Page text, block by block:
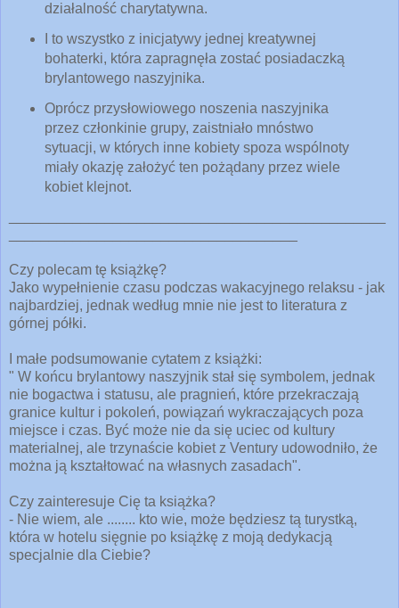
działalność charytatywna.
I to wszystko z inicjatywy jednej kreatywnej
bohaterki, która zapragnęła zostać posiadaczką
brylantowego naszyjnika.
Oprócz przysłowiowego noszenia naszyjnika
przez członkinie grupy, zaistniało mnóstwo
sytuacji, w których inne kobiety spoza wspólnoty
miały okazję założyć ten pożądany przez wiele
kobiet klejnot.
Czy polecam tę książkę?
Jako wypełnienie czasu podczas wakacyjnego relaksu - jak
najbardziej, jednak według mnie nie jest to literatura z
górnej półki.
I małe podsumowanie cytatem z książki:
" W końcu brylantowy naszyjnik stał się symbolem, jednak
nie bogactwa i statusu, ale pragnień, które przekraczają
granice kultur i pokoleń, powiązań wykraczających poza
miejsce i czas. Być może nie da się uciec od kultury
materialnej, ale trzynaście kobiet z Ventury udowodniło, że
można ją kształtować na własnych zasadach".
Czy zainteresuje Cię ta książka?
- Nie wiem, ale ........ kto wie, może będziesz tą turystką,
która w hotelu sięgnie po książkę z moją dedykacją
specjalnie dla Ciebie?